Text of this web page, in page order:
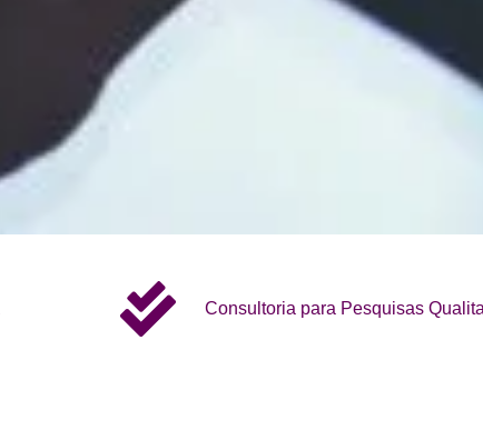
Consultoria para Pesquisas